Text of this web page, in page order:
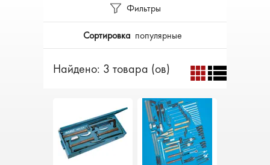
Фильтры
Сортировка популярные
Найдено: 3 товара (ов)